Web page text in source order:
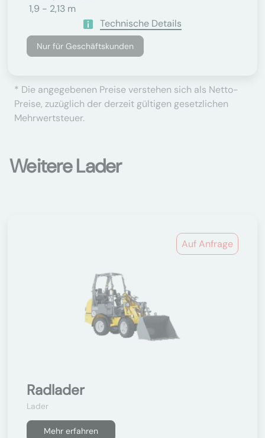
1,9 - 2,13 m
Technische Details
Nur für Geschäftskunden
* Die angegebenen Preise verstehen sich als Netto-
Preise, zuzüglich der derzeit gültigen gesetzlichen
Mehrwertsteuer.
Weitere Lader
Auf Anfrage
Radlader
Lader
Mehr erfahren